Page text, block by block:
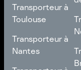
Bordeaux
Transporteur à
Toulouse
Transporteur à
Toulouse
Transporteur à
Nantes
Transporteur à